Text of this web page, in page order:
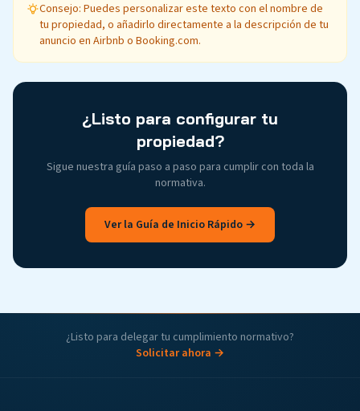
Consejo: Puedes personalizar este texto con el nombre de
tu propiedad, o añadirlo directamente a la descripción de tu
anuncio en Airbnb o Booking.com.
¿Listo para configurar tu
propiedad?
Sigue nuestra guía paso a paso para cumplir con toda la
normativa.
Ver la Guía de Inicio Rápido →
¿Listo para delegar tu cumplimiento normativo?
Solicitar ahora →